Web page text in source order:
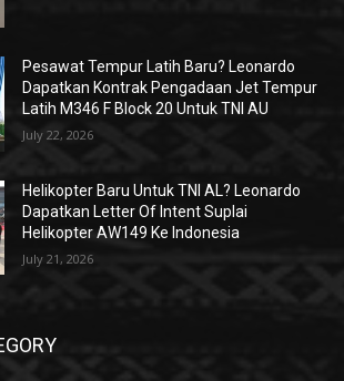
Pesawat Tempur Latih Baru? Leonardo
Dapatkan Kontrak Pengadaan Jet Tempur
Latih M346 F Block 20 Untuk TNI AU
July 22, 2026
Helikopter Baru Untuk TNI AL? Leonardo
Dapatkan Letter Of Intent Suplai
Helikopter AW149 Ke Indonesia
July 21, 2026